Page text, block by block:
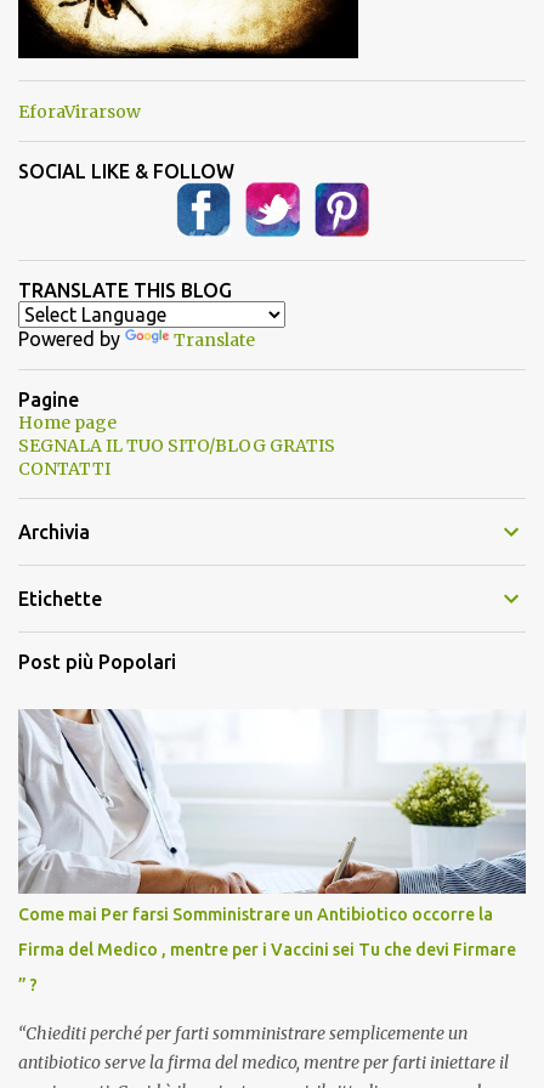
EforaVirarsow
SOCIAL LIKE & FOLLOW
TRANSLATE THIS BLOG
Powered by Translate
Pagine
Home page
SEGNALA IL TUO SITO/BLOG GRATIS
CONTATTI
Archivia
Etichette
Post più Popolari
Come mai Per farsi Somministrare un Antibiotico occorre la
Firma del Medico , mentre per i Vaccini sei Tu che devi Firmare
” ?
“Chiediti perché per farti somministrare semplicemente un
antibiotico serve la firma del medico, mentre per farti iniettare il